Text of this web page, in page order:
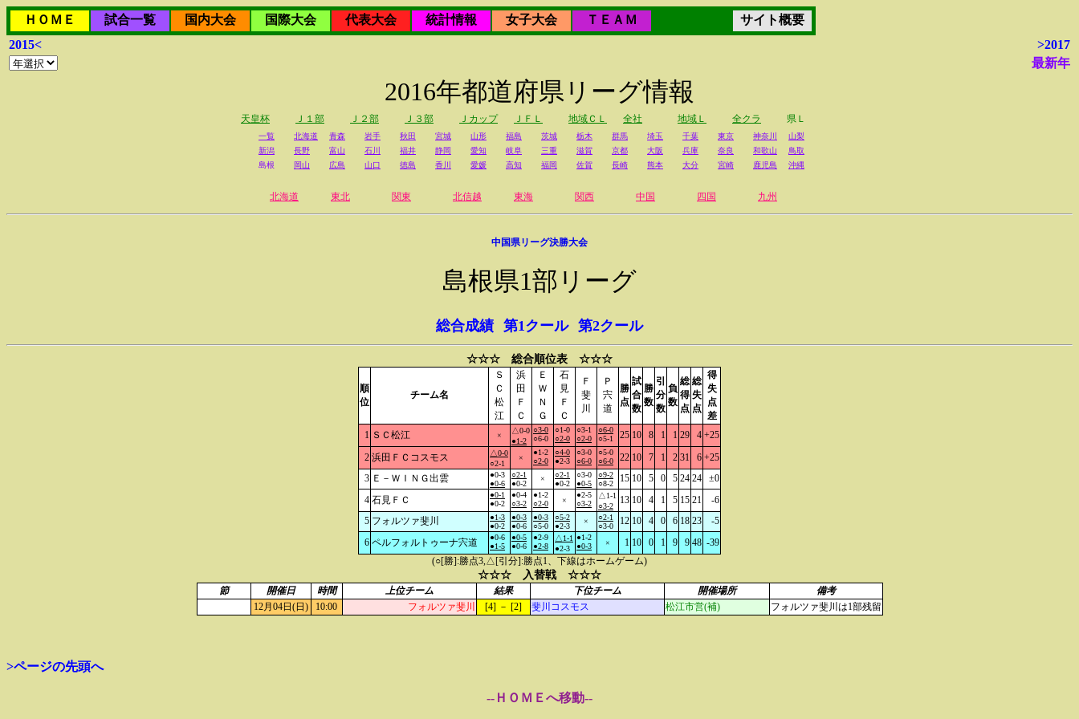
ＨＯＭＥ 試合一覧 国内大会 国際大会 代表大会 統計情報 女子大会 ＴＥＡＭ
サイト概要
2015<
>2017
最新年
2016年都道府県リーグ情報
天皇杯 Ｊ１部 Ｊ２部 Ｊ３部 Ｊカップ ＪＦＬ 地域ＣＬ 全社 地域Ｌ 全クラ 県Ｌ
一覧 北海道 青森 岩手 秋田 宮城 山形 福島 茨城 栃木 群馬 埼玉 千葉 東京 神奈川
山梨
新潟
長野 富山 石川 福井 静岡 愛知 岐阜 三重 滋賀 京都 大阪 兵庫 奈良 和歌山
鳥取
島根
岡山 広島 山口 徳島 香川 愛媛 高知 福岡 佐賀 長崎 熊本 大分 宮崎 鹿児島 沖縄
北海道 東北 関東 北信越 東海 関西 中国 四国 九州
中国県リーグ決勝大会
島根県1部リーグ
総合成績 第1クール 第2クール
☆☆☆ 総合順位表 ☆☆☆
順
位
チーム名
Ｓ
Ｃ
松
江
浜
田
Ｆ
Ｃ
Ｅ
Ｗ
Ｎ
Ｇ
石
見
Ｆ
Ｃ
Ｆ
斐
川
Ｐ
宍
道
勝
点
試
合
数
勝
数
引
分
数
負
数
総
得
点
総
失
点
得
失
点
差
1 ＳＣ松江 ×
△0-0
●1-2
○3-0
○6-0
○1-0
○2-0
○3-1
○2-0
○6-0
○5-1
25 10 8 1 1 29 4 +25
2 浜田ＦＣコスモス
△0-0
○2-1
×
●1-2
○2-0
○4-0
●2-3
○3-0
○6-0
○5-0
○6-0
22 10 7 1 2 31 6 +25
3 Ｅ－ＷＩＮＧ出雲
●0-3
●0-6
○2-1
●0-2
×
○2-1
●0-2
○3-0
●0-5
○9-2
○8-2
15 10 5 0 5 24 24
±0
4 石見ＦＣ
●0-1
●0-2
●0-4
○3-2
●1-2
○2-0
×
●2-5
○3-2
△1-1
○3-2
13 10 4 1 5 15 21
-6
5 フォルツァ斐川
●1-3
●0-2
●0-3
●0-6
●0-3
○5-0
○5-2
●2-3
×
○2-1
○3-0
12 10 4 0 6 18 23
-5
6 ペルフォルトゥーナ宍道
●0-6
●1-5
●0-5
●0-6
●2-9
●2-8
△1-1
●2-3
●1-2
●0-3
× 1 10 0 1 9 9 48 -39
(○[勝]:勝点3,△[引分]:勝点1、下線はホームゲーム)
☆☆☆ 入替戦 ☆☆☆
節 開催日 時間 上位チーム 結果 下位チーム 開催場所
備考
12月04日(日)
10:00 フォルツァ斐川 [4] － [2] 斐川コスモス 松江市営(補) フォルツァ斐川は1部残留
>ページの先頭へ
--ＨＯＭＥへ移動--